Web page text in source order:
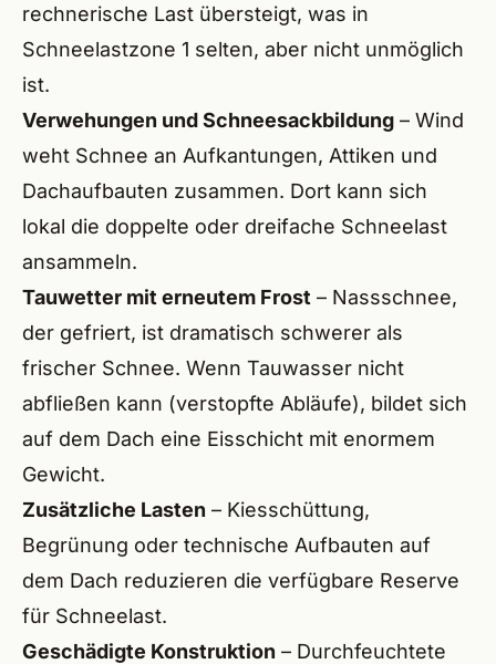
rechnerische Last übersteigt, was in
Schneelastzone 1 selten, aber nicht unmöglich
ist.
Verwehungen und Schneesackbildung – Wind
weht Schnee an Aufkantungen, Attiken und
Dachaufbauten zusammen. Dort kann sich
lokal die doppelte oder dreifache Schneelast
ansammeln.
Tauwetter mit erneutem Frost – Nassschnee,
der gefriert, ist dramatisch schwerer als
frischer Schnee. Wenn Tauwasser nicht
abfließen kann (verstopfte Abläufe), bildet sich
auf dem Dach eine Eisschicht mit enormem
Gewicht.
Zusätzliche Lasten – Kiesschüttung,
Begrünung oder technische Aufbauten auf
dem Dach reduzieren die verfügbare Reserve
für Schneelast.
Geschädigte Konstruktion – Durchfeuchtete